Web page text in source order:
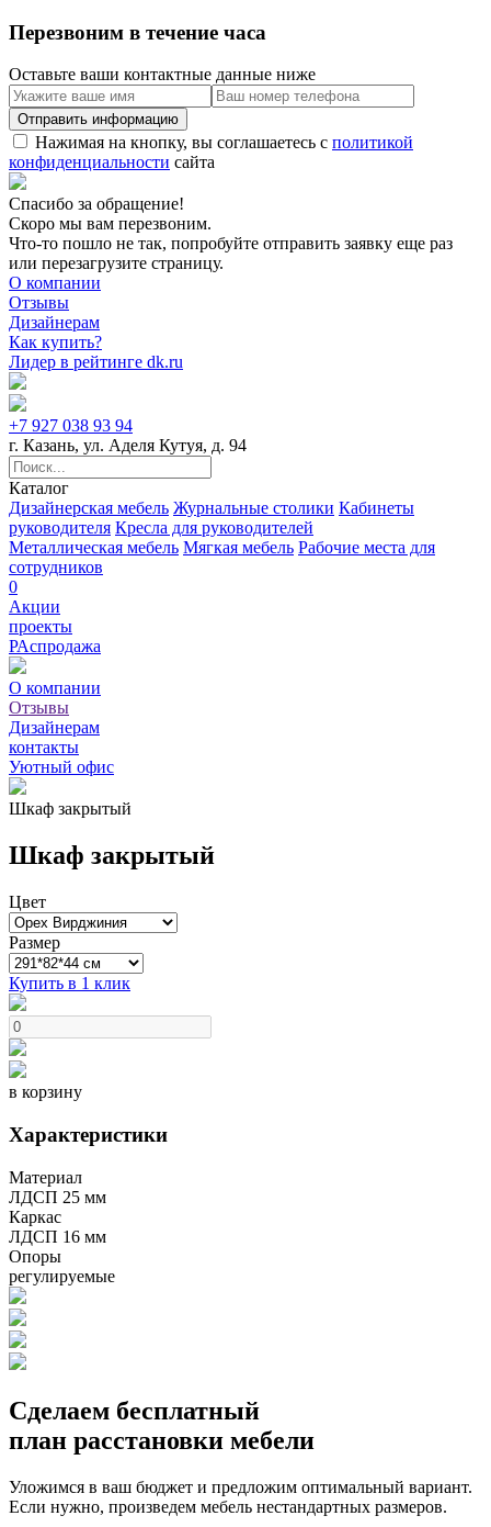
Перезвоним в течение часа
Оставьте ваши контактные данные ниже
Нажимая на кнопку, вы соглашаетесь с политикой
конфиденциальности сайта
Спасибо за обращение!
Скоро мы вам перезвоним.
Что-то пошло не так, попробуйте отправить заявку еще раз
или перезагрузите страницу.
О компании
Отзывы
Дизайнерам
Как купить?
Лидер в рейтинге dk.ru
+7 927 038 93 94
г. Казань, ул. Аделя Кутуя, д. 94
Каталог
Дизайнерская мебель Журнальные столики Кабинеты
руководителя Кресла для руководителей
Металлическая мебель Мягкая мебель Рабочие места для
сотрудников
0
Акции
проекты
РАспродажа
О компании
Отзывы
Дизайнерам
контакты
Уютный офис
Шкаф закрытый
Шкаф закрытый
Цвет
Размер
Купить в 1 клик
в корзину
Характеристики
Материал
ЛДСП 25 мм
Каркас
ЛДСП 16 мм
Опоры
регулируемые
Сделаем бесплатный
план расстановки мебели
Уложимся в ваш бюджет и предложим оптимальный вариант.
Если нужно, произведем мебель нестандартных размеров.